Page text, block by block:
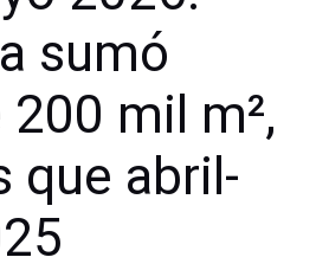
sumó
mil m²,
que abril-